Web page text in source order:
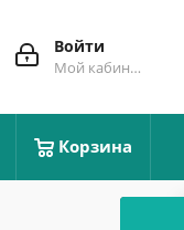
Войти
Мой кабинет
Корзина